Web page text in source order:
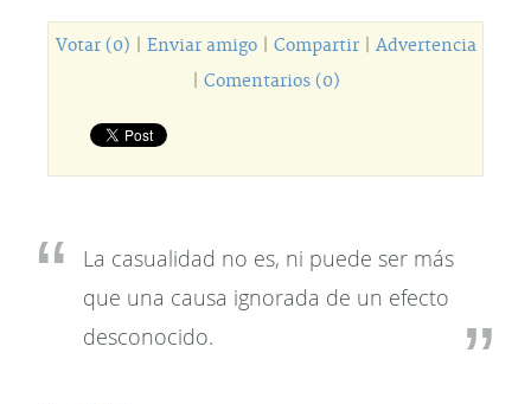
Votar (0) Enviar amigo| Compartir| Advertencia
Comentarios (0)
La casualidad no es, ni puede ser más
que una causa ignorada de un efecto
desconocido.